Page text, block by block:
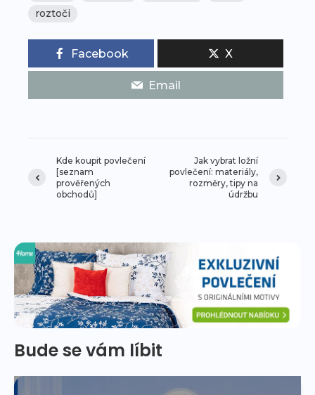
roztoči
Facebook X
Email
Kde koupit povlečení
[seznam
prověřených
obchodů]
Jak vybrat ložní
povlečení: materiály,
rozměry, tipy na
údržbu
Bude se vám líbit